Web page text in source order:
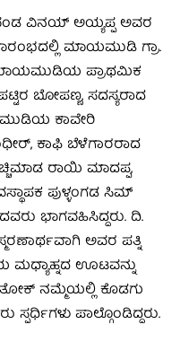
ವಿನಯ್ ಅಯ್ಯಪ್ಪ ಅವರ
ಮಾಯಮುಡಿ ಗ್ರಾ.
ಮಾಯಮುಡಿಯ ಪ್ರಾಥಮಿಕ
ಬೋಪಣ್ಣ, ಸದಸ್ಯರಾದ
ಕಾವೇರಿ
ಕಾಫಿ ಬೆಳೆಗಾರರಾದ
ರಾಯಿ ಮಾದಪ್ಪ,
ಪುಳ್ಳಂಗಡ ಸಿಮ್
ಭಾಗವಹಿಸಿದ್ದರು. ದಿ.
ಅವರ ಪತ್ನಿ
ಮಧ್ಯಾಹ್ನದ ಊಟವನ್ನು
ನಮ್ಮೆಯಲ್ಲಿ ಕೊಡಗು
ಪಾಲ್ಗೊಂಡಿದ್ದರು.